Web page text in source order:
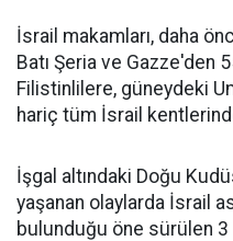
İsrail makamları, daha
Batı Şeria ve Gazze'den
Filistinlilere, güneydeki
hariç tüm İsrail
İşgal altındaki Doğu
yaşanan olaylarda İsrail
bulunduğu öne sürülen